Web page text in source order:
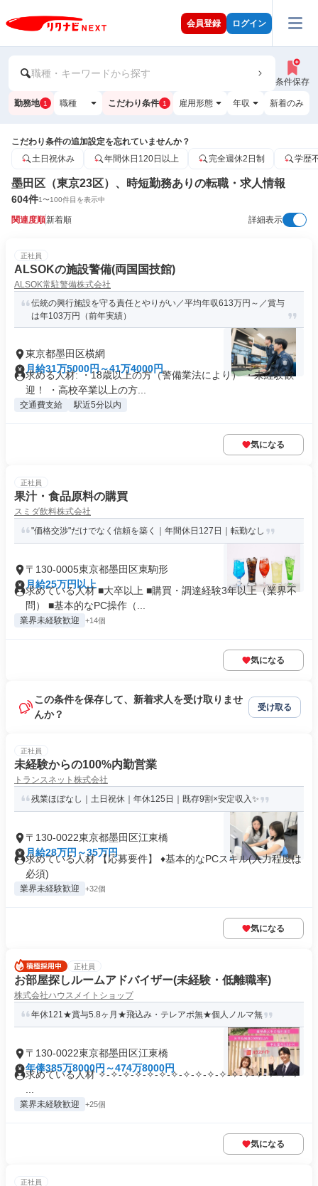
会員登録 ログイン
職種・キーワードから探す
条件保存
勤務地 1 職種 こだわり条件 1 雇用形態 年収 新着のみ
こだわり条件の追加設定を忘れていませんか？
土日祝休み
年間休日120日以上 完全週休2日制 学歴
墨田区（東京23区）、時短勤務ありの転職・求人情報
604件1〜100件目を表示中
関連度順新着順 詳細表示
正社員
ALSOKの施設警備(両国国技館)
ALSOK常駐警備株式会社
伝統の興行施設を守る責任とやりがい／平均年収613万円～／賞与
は年103万円（前年実績）
東京都墨田区横網
月給31万5000円～41万4000円
求める人材: ・18歳以上の方（警備業法により） ・未経験歓
迎！ ・高校卒業以上の方...
交通費支給 駅近5分以内
気になる
正社員
果汁・食品原料の購買
スミダ飲料株式会社
"価格交渉"だけでなく信頼を築く｜年間休日127日｜転勤なし
〒130-0005東京都墨田区東駒形
月給25万円以上
求めている人材 ■大卒以上 ■購買・調達経験3年以上（業界不
問） ■基本的なPC操作（...
業界未経験歓迎 +14個
気になる
この条件を保存して、新着求人を受け取りませ
んか？
受け取る
正社員
未経験からの100%内勤営業
トランスネット株式会社
残業ほぼなし｜土日祝休｜年休125日｜既存9割×安定収入✨
〒130-0022東京都墨田区江東橋
月給28万円～35万円
求めている人材 【応募要件】 ♦基本的なPCスキル(入力程度は
必須)
業界未経験歓迎 +32個
気になる
正社員
お部屋探しルームアドバイザー(未経験・低離職率)
株式会社ハウスメイトショップ
年休121★賞与5.8ヶ月★飛込み・テレアポ無★個人ノルマ無
〒130-0022東京都墨田区江東橋
年俸385万8000円～474万8000円
求めている人材 ✧-✧-✧-✧-✧-✧-✧-✧-✧-✧-✧-✧-✧-✧-✧-✧-✧
業界未経験歓迎 +25個
気になる
正社員